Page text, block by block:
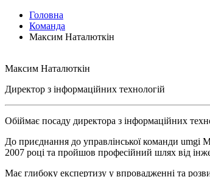
Головна
Команда
Максим Наталюткін
Максим Наталюткін
Директор з інформаційних технологій
Обіймає посаду директора з інформаційних
До приєднання до управлінської команди umgi
2007 році та пройшов професійний шлях від
Має глибоку експертизу у впровадженні та